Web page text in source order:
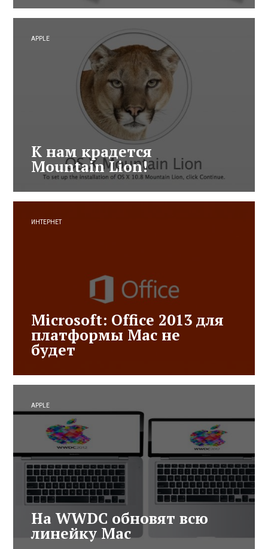
APPLE
К нам крадется
Mountain Lion!
ИНТЕРНЕТ
Microsoft: Office 2013 для
платформы Mac не
будет
APPLE
На WWDC обновят всю
линейку Mac